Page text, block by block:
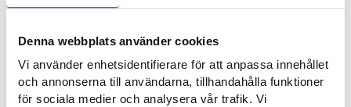
Denna webbplats använder cookies
Vi använder enhetsidentifierare för att anpassa innehållet
och annonserna till användarna, tillhandahålla funktioner
för sociala medier och analysera vår trafik. Vi
ändrades också i samband med reformen. Utöver
fortsättningen bland annat för utvärderingen och
uppföljningen av arbetskraftsservicens och
integrationstjänsternas resultat.